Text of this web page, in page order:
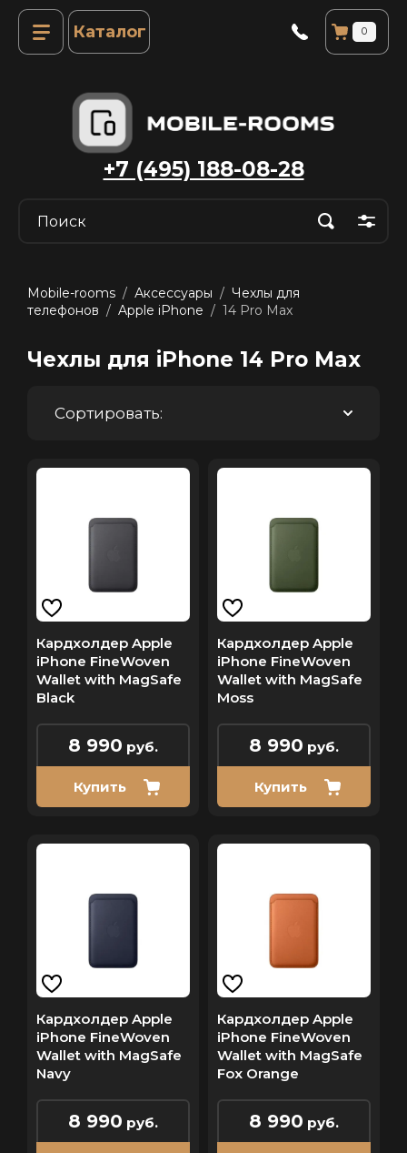
0
Каталог
+7 (495) 188-08-28
Mobile-rooms / Аксессуары / Чехлы для
телефонов / Apple iPhone /  14 Pro Max
Чехлы для iPhone 14 Pro Max
Сортировать:
Кардхолдер Apple
iPhone FineWoven
Wallet with MagSafe
Black
8 990 руб.
Купить
Кардхолдер Apple
iPhone FineWoven
Wallet with MagSafe
Moss
8 990 руб.
Купить
Кардхолдер Apple
iPhone FineWoven
Wallet with MagSafe
Navy
8 990 руб.
Кардхолдер Apple
iPhone FineWoven
Wallet with MagSafe
Fox Orange
8 990 руб.